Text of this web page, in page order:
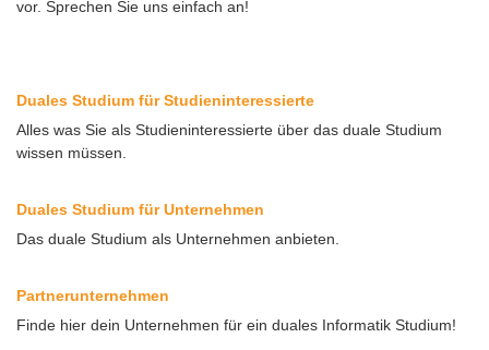
vor. Sprechen Sie uns einfach an!
Duales Studium für Studieninteressierte
Alles was Sie als Studieninteressierte über das duale Studium
wissen müssen.
Duales Studium für Unternehmen
Das duale Studium als Unternehmen anbieten.
Partnerunternehmen
Finde hier dein Unternehmen für ein duales Informatik Studium!